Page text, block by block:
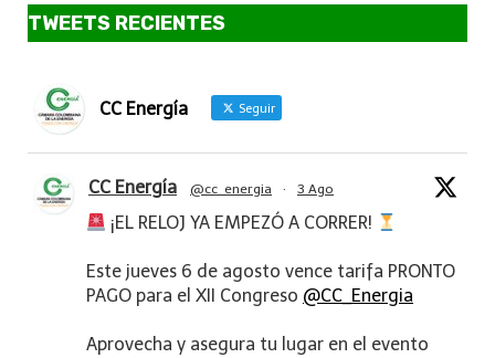
TWEETS RECIENTES
CC Energía Seguir
CC Energía @cc_energia · 3 Ago
¡EL RELOJ YA EMPEZÓ A CORRER!
Este jueves 6 de agosto vence tarifa PRONTO
PAGO para el XII Congreso @CC_Energia
Aprovecha y asegura tu lugar en el evento